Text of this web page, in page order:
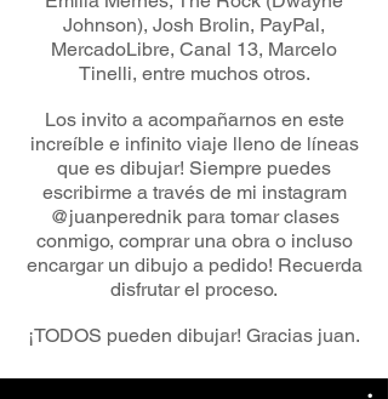
Johnson), Josh Brolin, PayPal,
MercadoLibre, Canal 13, Marcelo
Tinelli, entre muchos otros.
Los invito a acompañarnos en este
increíble e infinito viaje lleno de líneas
que es dibujar! Siempre puedes
escribirme a través de mi instagram
@juanperednik para tomar clases
conmigo, comprar una obra o incluso
encargar un dibujo a pedido! Recuerda
disfrutar el proceso.
¡TODOS pueden dibujar! Gracias juan.